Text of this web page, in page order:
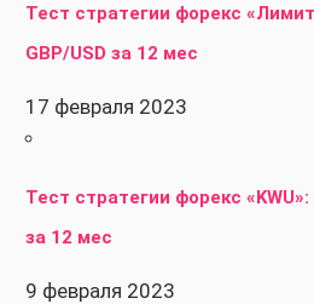
Тест стратегии форекс
GBP/USD за 12 мес
17 февраля 2023
Тест стратегии форекс «KWU»:
за 12 мес
9 февраля 2023